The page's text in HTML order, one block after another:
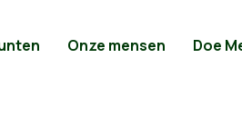
Onze mensen Doe